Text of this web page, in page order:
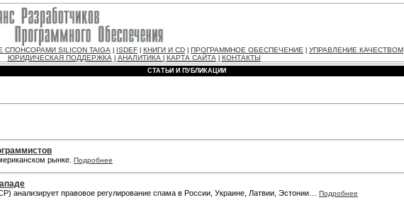
СПОНСОРАМИ SILICON TAIGA ISDEF КНИГИ И CD ПРОГРАММНОЕ ОБЕСПЕЧЕНИЕ УПРАВЛЕНИЕ КАЧЕСТВОМ
ЮРИДИЧЕСКАЯ ПОДДЕРЖКА| АНАЛИТИКА КАРТА САЙТА| КОНТАКТЫ
СТАТЬИ И ПУБЛИКАЦИИ
рынке. Подробнее
анализирует правовое регулирование спама в России, Украине, Латвии, Эстонии… Подробнее